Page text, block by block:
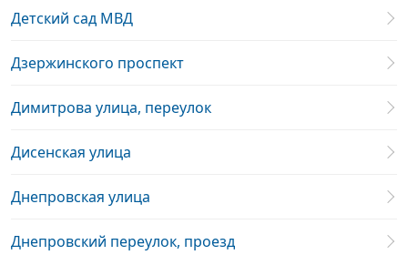
Детский сад МВД
Дзержинского проспект
Димитрова улица, переулок
Дисенская улица
Днепровская улица
Днепровский переулок, проезд